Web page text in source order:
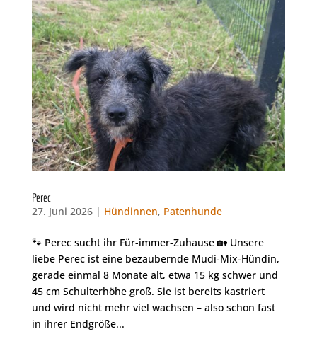
Perec
27. Juni 2026 | Hündinnen, Patenhunde
🐾 Perec sucht ihr Für-immer-Zuhause 🏡 Unsere
liebe Perec ist eine bezaubernde Mudi-Mix-Hündin,
gerade einmal 8 Monate alt, etwa 15 kg schwer und
45 cm Schulterhöhe groß. Sie ist bereits kastriert
und wird nicht mehr viel wachsen – also schon fast
in ihrer Endgröße...